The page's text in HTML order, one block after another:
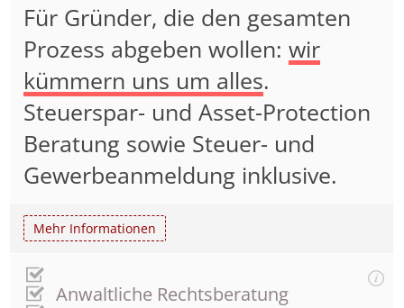
Für Gründer, die den gesamten
Prozess abgeben wollen:wir
kümmern uns um alles.
Steuerspar- und Asset-Protection
Beratung sowie Steuer- und
Gewerbeanmeldung inklusive.
Mehr Informationen
Anwaltliche Rechtsberatung